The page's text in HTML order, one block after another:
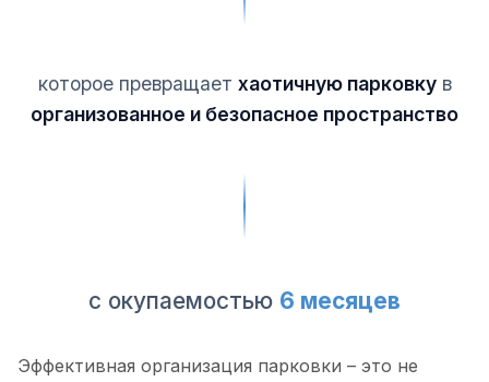
которое превращает хаотичную парковкув
организованное и безопасное пространство
с окупаемостью 6 месяцев
Эффективная организация парковки – это не